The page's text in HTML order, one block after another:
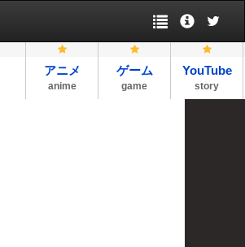
アニメ
anime
ゲーム
game
YouTube
story